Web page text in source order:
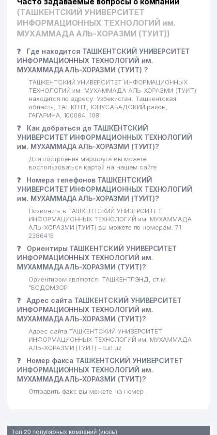
22 ДЖАББАРОВ З.И ИндП
23
TASHKEI INTERNATIONAL СП
ООО
232 м
24
ООО Центр научно-технических
и маркетинговых исследований
UNICON.UZ
25
SIEMENS UZBEKISTAN
ПРЕДСТАВИТЕЛЬСТВО
237 м
26
ALMULK CAPITAL INVEST
GROUP ООО
ALLIANCE ENERGO TRANS
ООО
28
ГОСУДАРСТВЕННЫЙ ЦЕНТР
ТЕСТИРОВАНИЯ ПРИ
КАБИНЕТЕ МИНИСТРОВ
РЕСПУБЛИКИ УЗБЕКИСТАН
260 м
29 PAKSHOO TASHKENT ИП ООО 261 м
30
ГОСУДАРСТВЕННОГО ЦЕНТРА
ТЕСТИРОВАНИЯ
263 м
31 EUREKA EDUCATION НОУ 281 м
32 EVRIKA KINDER GARDEN ООО 284 м
33 O'ZIMPEKSALOQA ООО
34 INFOSISTEMA ООО 289 м
36 ELIT DESIGN ООО
37 ELIT DESIGN ООО
39 SHIVLI TEXNO ООО
(ТАШКЕНТСКИЙ УНИВЕРСИТЕТ
ИНФОРМАЦИОННЫХ ТЕХНОЛОГИЙ им.
МУХАММАДА АЛЬ-ХОРАЗМИ (ТУИТ))
❓
Где находится ТАШКЕНТСКИЙ УНИВЕРСИТЕТ
ИНФОРМАЦИОННЫХ ТЕХНОЛОГИЙ им.
МУХАММАДА АЛЬ-ХОРАЗМИ (ТУИТ) ?
ТАШКЕНТСКИЙ УНИВЕРСИТЕТ ИНФОРМАЦИОННЫХ
ТЕХНОЛОГИЙ им. МУХАММАДА АЛЬ-ХОРАЗМИ (ТУИТ)
находится по адресу: Узбекистан, Ташкентская
область, ТАШКЕНТ, ЮНУСАБАДСКИЙ район,
ГАГАРИНА, 100084, 108
❓
Как добраться до ТАШКЕНТСКИЙ
УНИВЕРСИТЕТ ИНФОРМАЦИОННЫХ ТЕХНОЛОГИЙ
им. МУХАММАДА АЛЬ-ХОРАЗМИ (ТУИТ)?
Для построения маршрута вы можете
воспользоваться картой на нашем сайте
❓
Номера телефонов ТАШКЕНТСКИЙ
УНИВЕРСИТЕТ ИНФОРМАЦИОННЫХ ТЕХНОЛОГИЙ
им. МУХАММАДА АЛЬ-ХОРАЗМИ (ТУИТ)?
Позвонить в ТАШКЕНТСКИЙ УНИВЕРСИТЕТ
ИНФОРМАЦИОННЫХ ТЕХНОЛОГИЙ им. МУХАММАДА
АЛЬ-ХОРАЗМИ (ТУИТ) вы можете по номерам: 71
2386415
❓
Ориентиры ТАШКЕНТСКИЙ УНИВЕРСИТЕТ
ИНФОРМАЦИОННЫХ ТЕХНОЛОГИЙ им.
МУХАММАДА АЛЬ-ХОРАЗМИ (ТУИТ)?
Ориентиром являются: ТАШКЕНТЛЭНД, ст.м.
"БОДОМЗОР
❓
Адрес сайта ТАШКЕНТСКИЙ УНИВЕРСИТЕТ
ИНФОРМАЦИОННЫХ ТЕХНОЛОГИЙ им.
МУХАММАДА АЛЬ-ХОРАЗМИ (ТУИТ)?
Адрес сайта ТАШКЕНТСКИЙ УНИВЕРСИТЕТ
ИНФОРМАЦИОННЫХ ТЕХНОЛОГИЙ им. МУХАММАДА
АЛЬ-ХОРАЗМИ (ТУИТ) - tuit.uz
❓
Номер факса ТАШКЕНТСКИЙ УНИВЕРСИТЕТ
ИНФОРМАЦИОННЫХ ТЕХНОЛОГИЙ им.
МУХАММАДА АЛЬ-ХОРАЗМИ (ТУИТ)?
Отправить факс вы можете на номер .
Топ 20 популярных компаний (июль)